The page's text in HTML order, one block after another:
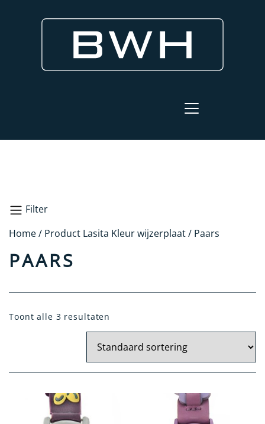
Filter
Paars
Zoeken
Jongens
Home/ Product Lasita Kleur wijzerplaat / Paars
PAARS
Toont alle 3 resultaten